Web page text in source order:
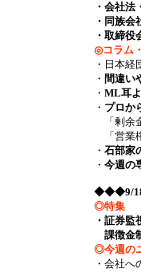
・会社
・同族
・取締
◎コラム
・日本
・ 間違い
・ ML耳
・ プロか
「剰余
「営業
・ 石部家
・ 今週の
◆◆◆9/
◎特集
・証券
課徴金
◎今週の
・会社